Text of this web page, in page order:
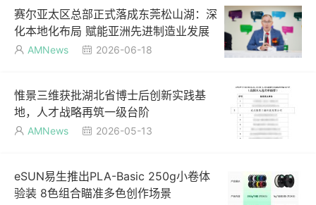
赛尔亚太区总部正式落成东莞松山湖：深
化本地化布局 赋能亚洲先进制造业发展
 AMNews  2026-06-18
惟景三维获批湖北省博士后创新实践基
地，人才战略再筑一级台阶
 AMNews  2026-05-13
eSUN易生推出PLA-Basic 250g小卷体
验装 8色组合瞄准多色创作场景